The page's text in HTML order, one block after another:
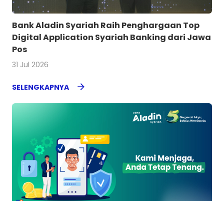
Bank Aladin Syariah Raih Penghargaan Top
Digital Application Syariah Banking dari Jawa
Pos
31 Jul 2026
SELENGKAPNYA